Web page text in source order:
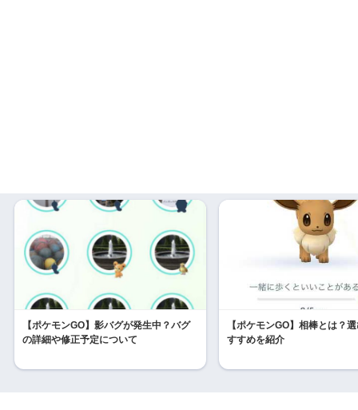
【ポケモンGO】影バグが発生中？バグ
の詳細や修正予定について
【ポケモンGO】相棒とは？
すすめを紹介